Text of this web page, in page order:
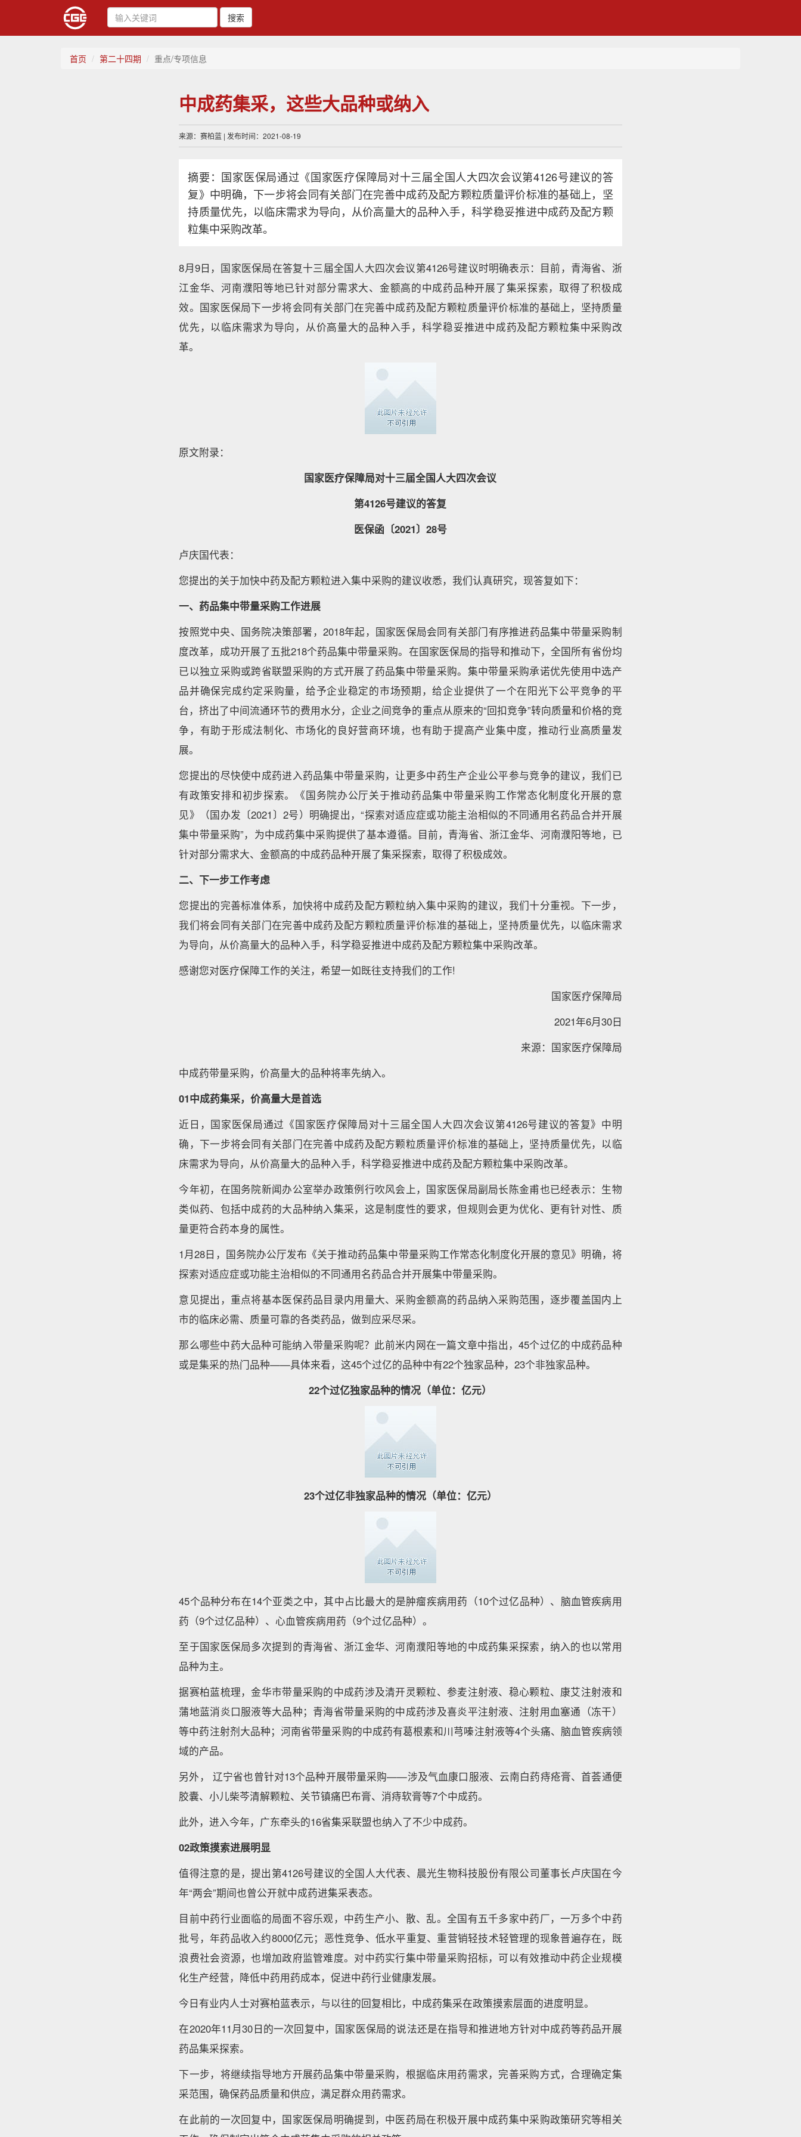
搜索
首页 第二十四期 重点/专项信息
中成药集采，这些大品种或纳入
来源：赛柏蓝 | 发布时间：2021-08-19
摘要：国家医保局通过《国家医疗保障局对十三届全国人大四次会议第4126号建议的答
复》中明确，下一步将会同有关部门在完善中成药及配方颗粒质量评价标准的基础上，坚
持质量优先，以临床需求为导向，从价高量大的品种入手，科学稳妥推进中成药及配方颗
粒集中采购改革。
8月9日，国家医保局在答复十三届全国人大四次会议第4126号建议时明确表示：目前，青海省、浙
江金华、河南濮阳等地已针对部分需求大、金额高的中成药品种开展了集采探索，取得了积极成
效。国家医保局下一步将会同有关部门在完善中成药及配方颗粒质量评价标准的基础上，坚持质量
优先，以临床需求为导向，从价高量大的品种入手，科学稳妥推进中成药及配方颗粒集中采购改
革。
原文附录：
国家医疗保障局对十三届全国人大四次会议
第4126号建议的答复
医保函〔2021〕28号
卢庆国代表：
您提出的关于加快中药及配方颗粒进入集中采购的建议收悉，我们认真研究，现答复如下：
一、药品集中带量采购工作进展
按照党中央、国务院决策部署，2018年起，国家医保局会同有关部门有序推进药品集中带量采购制
度改革，成功开展了五批218个药品集中带量采购。在国家医保局的指导和推动下，全国所有省份均
已以独立采购或跨省联盟采购的方式开展了药品集中带量采购。集中带量采购承诺优先使用中选产
品并确保完成约定采购量，给予企业稳定的市场预期，给企业提供了一个在阳光下公平竞争的平
台，挤出了中间流通环节的费用水分，企业之间竞争的重点从原来的“回扣竞争”转向质量和价格的竞
争，有助于形成法制化、市场化的良好营商环境，也有助于提高产业集中度，推动行业高质量发
展。
您提出的尽快使中成药进入药品集中带量采购，让更多中药生产企业公平参与竞争的建议，我们已
有政策安排和初步探索。《国务院办公厅关于推动药品集中带量采购工作常态化制度化开展的意
见》（国办发〔2021〕2号）明确提出，“探索对适应症或功能主治相似的不同通用名药品合并开展
集中带量采购”，为中成药集中采购提供了基本遵循。目前，青海省、浙江金华、河南濮阳等地，已
针对部分需求大、金额高的中成药品种开展了集采探索，取得了积极成效。
二、下一步工作考虑
您提出的完善标准体系，加快将中成药及配方颗粒纳入集中采购的建议，我们十分重视。下一步，
我们将会同有关部门在完善中成药及配方颗粒质量评价标准的基础上，坚持质量优先，以临床需求
为导向，从价高量大的品种入手，科学稳妥推进中成药及配方颗粒集中采购改革。
感谢您对医疗保障工作的关注，希望一如既往支持我们的工作!
国家医疗保障局
2021年6月30日
来源：国家医疗保障局
中成药带量采购，价高量大的品种将率先纳入。
01中成药集采，价高量大是首选
近日，国家医保局通过《国家医疗保障局对十三届全国人大四次会议第4126号建议的答复》中明
确，下一步将会同有关部门在完善中成药及配方颗粒质量评价标准的基础上，坚持质量优先，以临
床需求为导向，从价高量大的品种入手，科学稳妥推进中成药及配方颗粒集中采购改革。
今年初，在国务院新闻办公室举办政策例行吹风会上，国家医保局副局长陈金甫也已经表示：生物
类似药、包括中成药的大品种纳入集采，这是制度性的要求，但规则会更为优化、更有针对性、质
量更符合药本身的属性。
1月28日，国务院办公厅发布《关于推动药品集中带量采购工作常态化制度化开展的意见》明确，将
探索对适应症或功能主治相似的不同通用名药品合并开展集中带量采购。
意见提出，重点将基本医保药品目录内用量大、采购金额高的药品纳入采购范围，逐步覆盖国内上
市的临床必需、质量可靠的各类药品，做到应采尽采。
那么哪些中药大品种可能纳入带量采购呢？此前米内网在一篇文章中指出，45个过亿的中成药品种
或是集采的热门品种——具体来看，这45个过亿的品种中有22个独家品种，23个非独家品种。
22个过亿独家品种的情况（单位：亿元）
23个过亿非独家品种的情况（单位：亿元）
45个品种分布在14个亚类之中，其中占比最大的是肿瘤疾病用药（10个过亿品种）、脑血管疾病用
药（9个过亿品种）、心血管疾病用药（9个过亿品种）。
至于国家医保局多次提到的青海省、浙江金华、河南濮阳等地的中成药集采探索，纳入的也以常用
品种为主。
据赛柏蓝梳理，金华市带量采购的中成药涉及清开灵颗粒、参麦注射液、稳心颗粒、康艾注射液和
蒲地蓝消炎口服液等大品种；青海省带量采购的中成药涉及喜炎平注射液、注射用血塞通（冻干）
等中药注射剂大品种；河南省带量采购的中成药有葛根素和川芎嗪注射液等4个头痛、脑血管疾病领
域的产品。
另外， 辽宁省也曾针对13个品种开展带量采购——涉及气血康口服液、云南白药痔疮膏、首荟通便
胶囊、小儿柴芩清解颗粒、关节镇痛巴布膏、消痔软膏等7个中成药。
此外，进入今年，广东牵头的16省集采联盟也纳入了不少中成药。
02政策摸索进展明显
值得注意的是，提出第4126号建议的全国人大代表、晨光生物科技股份有限公司董事长卢庆国在今
年“两会”期间也曾公开就中成药进集采表态。
目前中药行业面临的局面不容乐观，中药生产小、散、乱。全国有五千多家中药厂，一万多个中药
批号，年药品收入约8000亿元；恶性竞争、低水平重复、重营销轻技术轻管理的现象普遍存在，既
浪费社会资源，也增加政府监管难度。对中药实行集中带量采购招标，可以有效推动中药企业规模
化生产经营，降低中药用药成本，促进中药行业健康发展。
今日有业内人士对赛柏蓝表示，与以往的回复相比，中成药集采在政策摸索层面的进度明显。
在2020年11月30日的一次回复中，国家医保局的说法还是在指导和推进地方针对中成药等药品开展
药品集采探索。
下一步，将继续指导地方开展药品集中带量采购，根据临床用药需求，完善采购方式，合理确定集
采范围，确保药品质量和供应，满足群众用药需求。
在此前的一次回复中，国家医保局明确提到，中医药局在积极开展中成药集中采购政策研究等相关